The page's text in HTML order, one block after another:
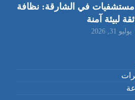
في الشارقة: نظافة
لبيئة آمنة
يوليو 31, 2026